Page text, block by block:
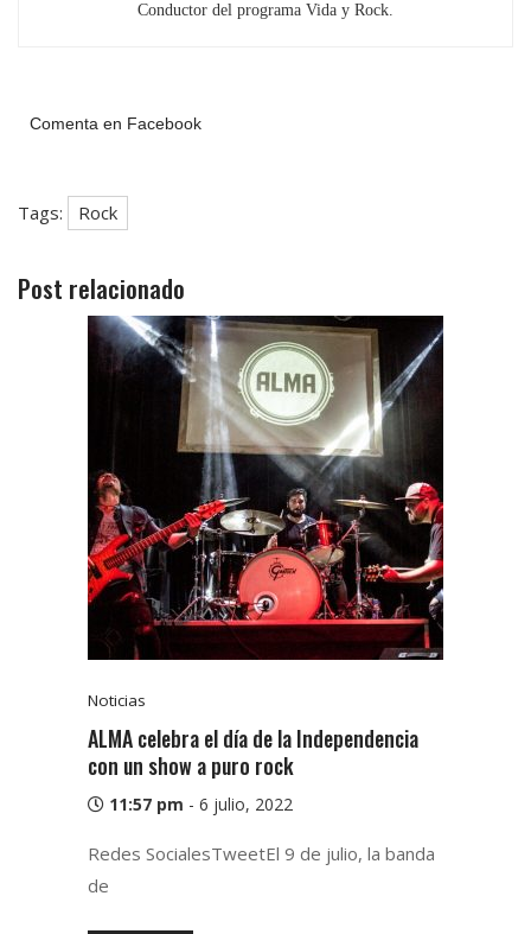
Conductor del programa Vida y Rock.
Comenta en Facebook
Tags: Rock
Post relacionado
Noticias
ALMA celebra el día de la Independencia
con un show a puro rock
11:57 pm - 6 julio, 2022
Redes SocialesTweetEl 9 de julio, la banda
de